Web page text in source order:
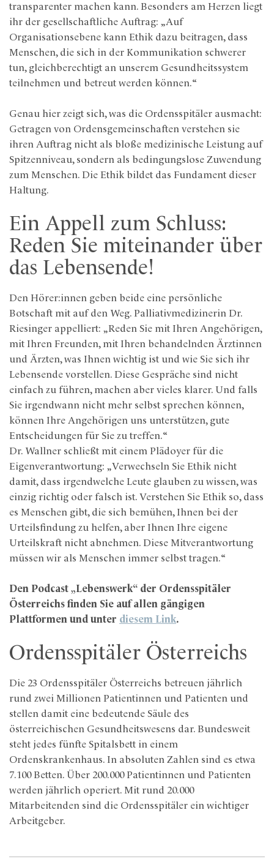
transparenter machen kann. Besonders am Herzen liegt
ihr der gesellschaftliche Auftrag: „Auf
Organisationsebene kann Ethik dazu beitragen, dass
Menschen, die sich in der Kommunikation schwerer
tun, gleichberechtigt an unserem Gesundheitssystem
teilnehmen und betreut werden können.“
Genau hier zeigt sich, was die Ordensspitäler ausmacht:
Getragen von Ordensgemeinschaften verstehen sie
ihren Auftrag nicht als bloße medizinische Leistung auf
Spitzenniveau, sondern als bedingungslose Zuwendung
zum Menschen. Die Ethik bildet das Fundament dieser
Haltung.
Ein Appell zum Schluss:
Reden Sie miteinander über
das Lebensende!
Den Hörer:innen geben beide eine persönliche
Botschaft mit auf den Weg. Palliativmedizinerin Dr.
Riesinger appelliert: „Reden Sie mit Ihren Angehörigen,
mit Ihren Freunden, mit Ihren behandelnden Ärztinnen
und Ärzten, was Ihnen wichtig ist und wie Sie sich ihr
Lebensende vorstellen. Diese Gespräche sind nicht
einfach zu führen, machen aber vieles klarer. Und falls
Sie irgendwann nicht mehr selbst sprechen können,
können Ihre Angehörigen uns unterstützen, gute
Entscheidungen für Sie zu treffen.“
Dr. Wallner schließt mit einem Plädoyer für die
Eigenverantwortung: „Verwechseln Sie Ethik nicht
damit, dass irgendwelche Leute glauben zu wissen, was
einzig richtig oder falsch ist. Verstehen Sie Ethik so, dass
es Menschen gibt, die sich bemühen, Ihnen bei der
Urteilsfindung zu helfen, aber Ihnen Ihre eigene
Urteilskraft nicht abnehmen. Diese Mitverantwortung
müssen wir als Menschen immer selbst tragen.“
Den Podcast „Lebenswerk“ der Ordensspitäler
Österreichs finden Sie auf allen gängigen
Plattformen und unter diesem Link.
Ordensspitäler Österreichs
Die 23 Ordensspitäler Österreichs betreuen jährlich
rund zwei Millionen Patientinnen und Patienten und
stellen damit eine bedeutende Säule des
österreichischen Gesundheitswesens dar. Bundesweit
steht jedes fünfte Spitalsbett in einem
Ordenskrankenhaus. In absoluten Zahlen sind es etwa
7.100 Betten. Über 200.000 Patientinnen und Patienten
werden jährlich operiert. Mit rund 20.000
Mitarbeitenden sind die Ordensspitäler ein wichtiger
Arbeitgeber.